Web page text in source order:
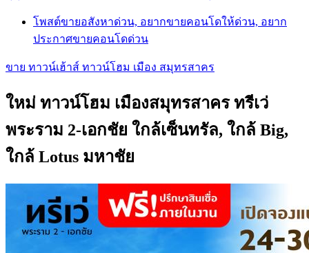
โพสต์ขายอสังหาด่วน, อยากขายคอนโดให้ด่วน, อยาก
ประกาศขายคอนโดด่วน
ขาย ทาวน์เฮ้าส์ ทาวน์โฮม เมือง สมุทรสาคร
ใหม่ ทาวน์โฮม เมืองสมุทรสาคร ทรีเว่
พระราม 2-เอกชัย ใกล้เซ็นทรัล, ใกล้ Big,
ใกล้ Lotus มหาชัย